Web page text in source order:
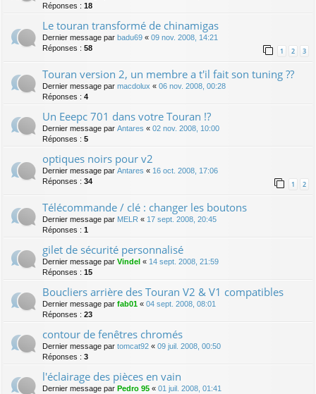
Réponses : 18
Le touran transformé de chinamigas
Dernier message par badu69 « 09 nov. 2008, 14:21
Réponses : 58 1 2 3
Touran version 2, un membre a t'il fait son tuning ??
Dernier message par macdolux « 06 nov. 2008, 00:28
Réponses : 4
Un Eeepc 701 dans votre Touran !?
Dernier message par Antares « 02 nov. 2008, 10:00
Réponses : 5
optiques noirs pour v2
Dernier message par Antares « 16 oct. 2008, 17:06
Réponses : 34 1 2
Télécommande / clé : changer les boutons
Dernier message par MELR « 17 sept. 2008, 20:45
Réponses : 1
gilet de sécurité personnalisé
Dernier message par Vindel « 14 sept. 2008, 21:59
Réponses : 15
Boucliers arrière des Touran V2 & V1 compatibles
Dernier message par fab01 « 04 sept. 2008, 08:01
Réponses : 23
contour de fenêtres chromés
Dernier message par tomcat92 « 09 juil. 2008, 00:50
Réponses : 3
l'éclairage des pièces en vain
Dernier message par Pedro 95 « 01 juil. 2008, 01:41